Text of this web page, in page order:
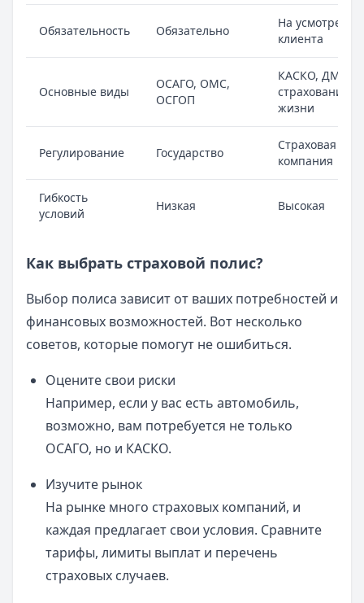
Обязательность Обязательно
На усмотрение
клиента
Основные виды
ОСАГО, ОМС,
ОСГОП
КАСКО, ДМС,
страхование
жизни
Регулирование Государство
Страховая
компания
Гибкость
условий
Низкая Высокая
Как выбрать страховой полис?
Выбор полиса зависит от ваших потребностей и
финансовых возможностей. Вот несколько
советов, которые помогут не ошибиться.
Оцените свои риски
Например, если у вас есть автомобиль,
возможно, вам потребуется не только
ОСАГО, но и КАСКО.
Изучите рынок
На рынке много страховых компаний, и
каждая предлагает свои условия. Сравните
тарифы, лимиты выплат и перечень
страховых случаев.